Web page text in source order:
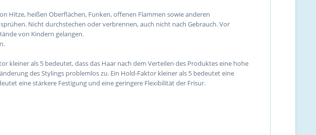
Hitze, heißen Oberflächen, Funken, offenen Flammen sowie anderen
Nicht durchstechen oder verbrennen, auch nicht nach Gebrauch. Vor
von Kindern gelangen.
kleiner als 5 bedeutet, dass das Haar nach dem Verteilen des Produktes eine hohe
des Stylings problemlos zu. Ein Hold-Faktor kleiner als 5 bedeutet eine
eine stärkere Festigung und eine geringere Flexibilität der Frisur.